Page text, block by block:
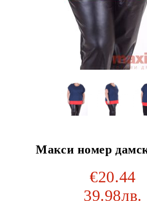
Макси номер
€20.44
39.98лв.